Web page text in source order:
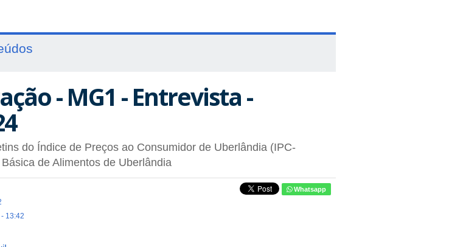
- MG1 - Entrevista -
do Índice de Preços ao Consumidor de Uberlândia (IPC-
de Alimentos de Uberlândia
13:42
Whatsapp